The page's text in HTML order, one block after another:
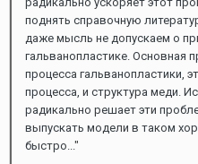
поднять справочную
даже мысль не допускаем о
гальванопластике. Основная
процесса гальванопластики,
процесса, и структура меди.
радикально решает эти
выпускать модели в таком
быстро..."